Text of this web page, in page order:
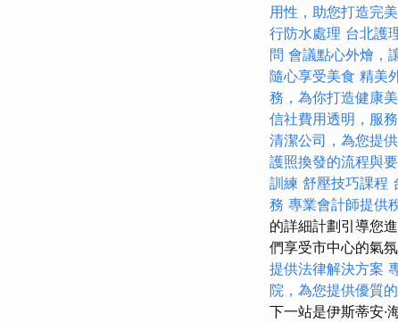
用性，助您打造完
行防水處理 台北護
問 會議點心外燴，
隨心享受美食 精美
務，為你打造健康
信社費用透明，服
清潔公司，為您提
護照換發的流程與
訓練 舒壓技巧課程
務 專業會計師提供
的詳細計劃引導您
們享受市中心的氣
提供法律解決方案
院，為您提供優質
下一站是伊斯蒂安·